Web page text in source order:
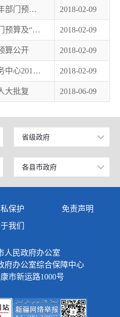
阜康市劳动就业局2018年部门预算及“三公”经费公开说明 2018-02-09
阜康市社保局2018年部门预算及“三公”经费公开说明 2018-02-09
算公开 2018-02-09
阜康市博峰社区卫生服务中心2018年部门预算及“三公”经费公开说明 2018-02-09
大批复 2018-06-09
省级政府
北京
上海
广东
天津
江苏
山东
浙江
安徽
各县市政府
昌吉市
吉木萨尔县
奇台县
木垒哈萨克自治县
私保护
免责声明
我们
人民政府办公室
府办公室综合保障中心
市新运路1000号